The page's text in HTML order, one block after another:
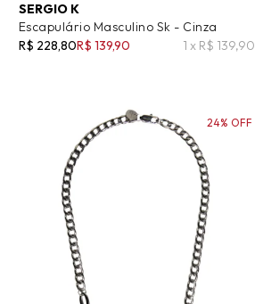
SERGIO K
Escapulário Masculino Sk - Cinza
R$ 228,80R$ 139,90 1 x R$ 139,90
24% OFF